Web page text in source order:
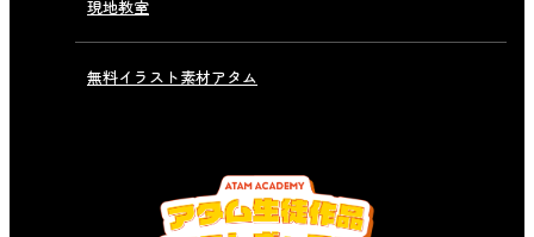
現地教室
無料イラスト素材アタム